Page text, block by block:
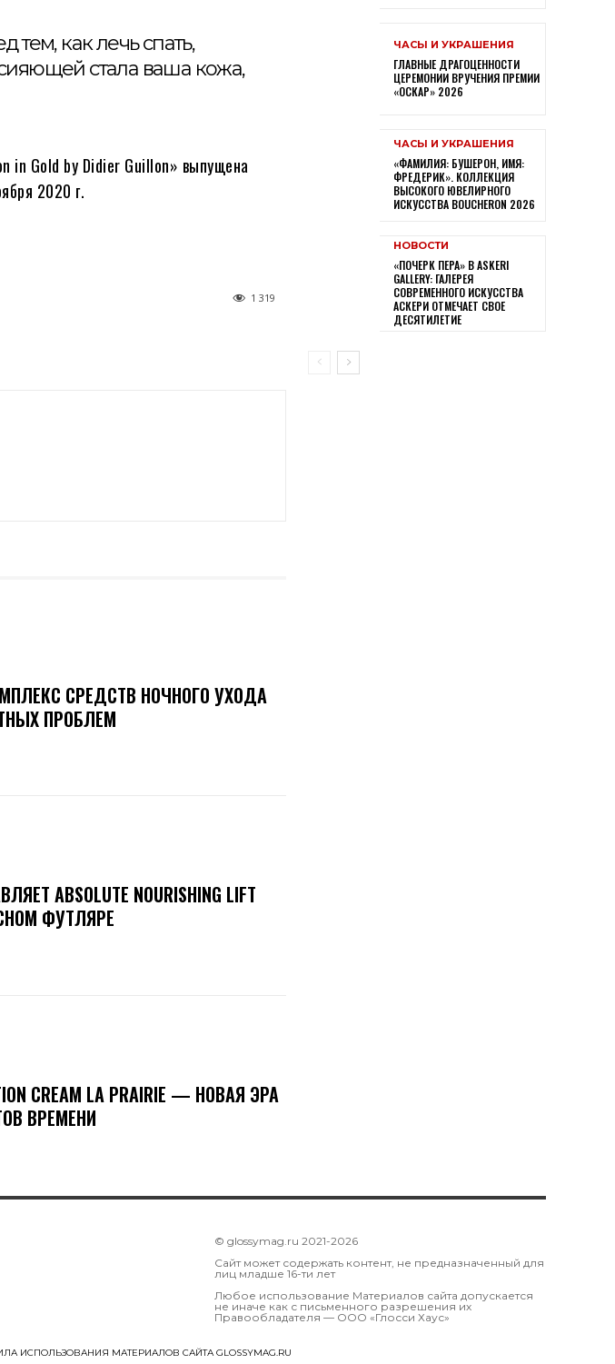
как лечь спать,
стала ваша кожа,
in Gold by Didier Guillon» выпущена
2020 г.
1 319
СРЕДСТВ НОЧНОГО УХОДА
ПРОБЛЕМ
ABSOLUTE NOURISHING LIFT
ФУТЛЯРЕ
CREAM LA PRAIRIE — НОВАЯ ЭРА
ВРЕМЕНИ
ЧАСЫ И УКРАШЕНИЯ
ГЛАВНЫЕ ДРАГОЦЕННОСТИ
ЦЕРЕМОНИИ ВРУЧЕНИЯ ПРЕМИИ
«ОСКАР» 2026
ЧАСЫ И УКРАШЕНИЯ
«ФАМИЛИЯ: БУШЕРОН, ИМЯ:
ФРЕДЕРИК». КОЛЛЕКЦИЯ
ВЫСОКОГО ЮВЕЛИРНОГО
ИСКУССТВА BOUCHERON 2026
НОВОСТИ
«ПОЧЕРК ПЕРА» В ASKERI
GALLERY: ГАЛЕРЕЯ
СОВРЕМЕННОГО ИСКУССТВА
АСКЕРИ ОТМЕЧАЕТ СВОЕ
ДЕСЯТИЛЕТИЕ
© glossymag.ru 2021-2026
Сайт может содержать контент, не предназначенный для
лиц младше 16-ти лет
Любое использование Материалов сайта допускается
не иначе как с письменного разрешения их
Правообладателя — OOO «Глосси Хаус»
ИСПОЛЬЗОВАНИЯ МАТЕРИАЛОВ САЙТА GLOSSYMAG.RU